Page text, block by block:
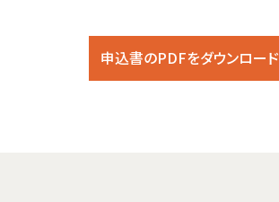
申込書のPDFをダウンロード